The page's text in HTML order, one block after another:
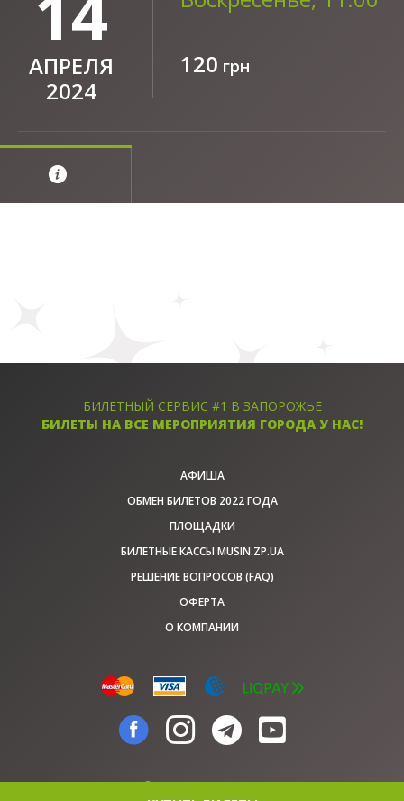
АПРЕЛЯ
2024
120 грн
БИЛЕТНЫЙ СЕРВИС #1 В ЗАПОРОЖЬЕ
БИЛЕТЫ НА ВСЕ МЕРОПРИЯТИЯ ГОРОДА У НАС!
АФИША
ОБМЕН БИЛЕТОВ 2022 ГОДА
ПЛОЩАДКИ
БИЛЕТНЫЕ КАССЫ MUSIN.ZP.UA
РЕШЕНИЕ ВОПРОСОВ (FAQ)
ОФЕРТА
О КОМПАНИИ
© musin.zp.ua, 2026